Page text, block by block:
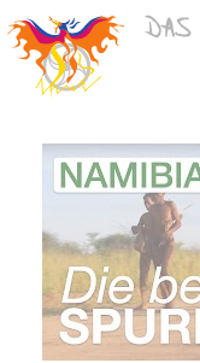
Inhalt
springen